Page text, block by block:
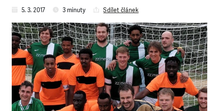
5. 3. 2017 3 minuty Sdílet článek